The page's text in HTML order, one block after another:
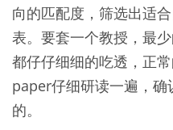
向的匹配度，筛选出适
表。要套一个教授，最
都仔仔细细的吃透，正
paper仔细研读一遍，
的。